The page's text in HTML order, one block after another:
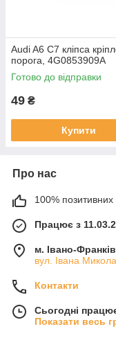
Audi A6 C7 кліпса
порога, 4G0853909A
Готово до відправки
49 ₴
Купити
Про нас
100% позитивних
Працює з
м. Івано-
вул. Івана
Контакти
Сьогодні
Показати весь